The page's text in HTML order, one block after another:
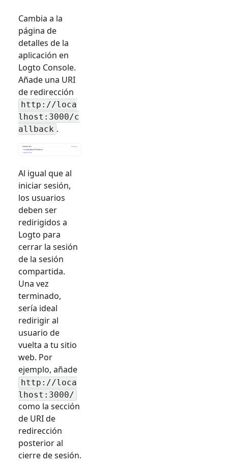
Cambia a la
página de
detalles de la
aplicación en
Logto Console.
Añade una URI
de redirección
http://loca
lhost:3000/c
allback .
Al igual que al
iniciar sesión,
los usuarios
deben ser
redirigidos a
Logto para
cerrar la sesión
de la sesión
compartida.
Una vez
terminado,
sería ideal
redirigir al
usuario de
vuelta a tu sitio
web. Por
ejemplo, añade
http://loca
lhost:3000/
como la sección
de URI de
redirección
posterior al
cierre de sesión.